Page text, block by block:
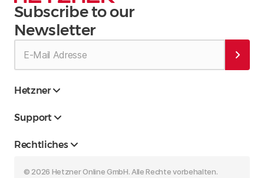
Subscribe to our
Newsletter
Hetzner
Support
Rechtliches
© 2026 Hetzner Online GmbH. Alle Rechte vorbehalten.